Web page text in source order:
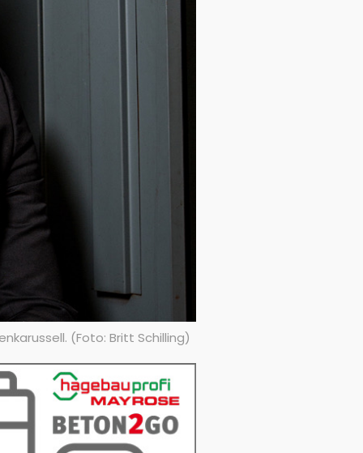
(Foto: Britt Schilling)